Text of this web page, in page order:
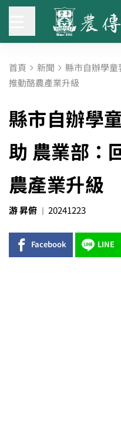
首頁 新聞 縣市自辦學
推動酪農產業升級
縣市自辦學
助 農業部
農產業升級
游 昇俯 20241223
Facebook LINE